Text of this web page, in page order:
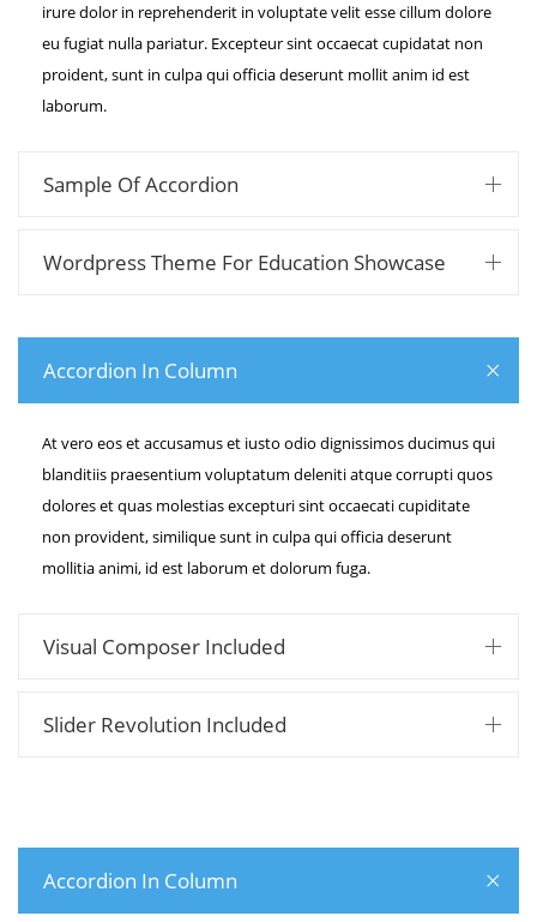
irure dolor in reprehenderit in voluptate velit esse cillum dolore
eu fugiat nulla pariatur. Excepteur sint occaecat cupidatat non
proident, sunt in culpa qui officia deserunt mollit anim id est
laborum.
Sample Of Accordion
Wordpress Theme For Education Showcase
Accordion In Column
At vero eos et accusamus et iusto odio dignissimos ducimus qui
blanditiis praesentium voluptatum deleniti atque corrupti quos
dolores et quas molestias excepturi sint occaecati cupiditate
non provident, similique sunt in culpa qui officia deserunt
mollitia animi, id est laborum et dolorum fuga.
Visual Composer Included
Slider Revolution Included
Accordion In Column